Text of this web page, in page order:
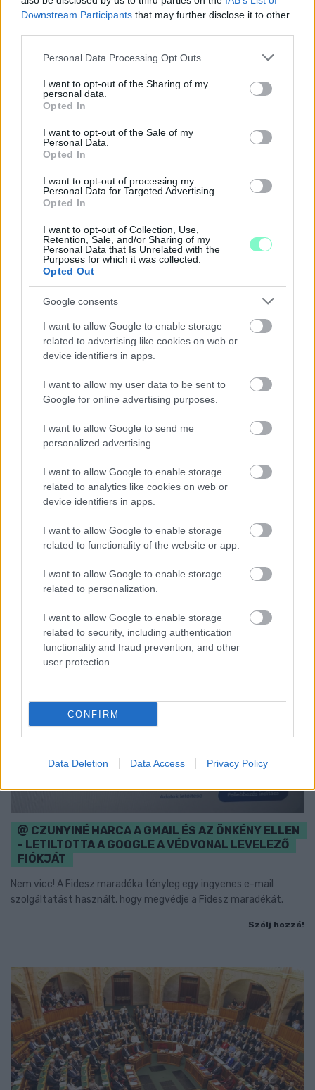
Downstream Participants that may further disclose it to other
Please note that this website/app uses one or more Google
not limited to your visit or usage behaviour. You may click to
grant or deny consent to Google and its third-party tags to
use your data for below specified purposes in below Google
consent section.
Personal Data Processing Opt Outs
I want to opt-out of the Sharing of my
personal data.
Opted In
I want to opt-out of the Sale of my
Personal Data.
Opted In
I want to opt-out of processing my
Personal Data for Targeted Advertising.
Opted In
I want to opt-out of Collection, Use,
Retention, Sale, and/or Sharing of my
Personal Data that Is Unrelated with the
Purposes for which it was collected.
Opted Out
Google consents
I want to allow Google to enable storage
related to advertising like cookies on web or
device identifiers in apps.
I want to allow my user data to be sent to
Google for online advertising purposes.
I want to allow Google to send me
personalized advertising.
I want to allow Google to enable storage
related to analytics like cookies on web or
device identifiers in apps.
I want to allow Google to enable storage
related to functionality of the website or app.
I want to allow Google to enable storage
related to personalization.
I want to allow Google to enable storage
related to security, including authentication
functionality and fraud prevention, and other
user protection.
CONFIRM
Data Deletion Data Access Privacy Policy
NŐVERŐ SZOMBATHELYI FÉRFI ELLEN EMELT
VÁDAT AZ ÜGYÉSZSÉG
Szólj hozzá!
A RÓMAIAKTÓL AZ AGYAGKATONÁKIG –
TÁRLATVEZETÉSEK, WORKSHOP ÉS
KÖZÖNSÉGTALÁLKOZÓ VÁRJA A LÁTOGATÓKAT A
GYŐRI RÓMER MÚZEUMBAN
hét második felére, a hőségriadó idején ráadásul a Várkazamata
– Kőtár is díjmentesen látogatható.
Szólj hozzá!
CZUNYINÉ HARCA A GMAIL ÉS AZ ÖNKÉNY ELLEN
- LETILTOTTA A GOOGLE A VÉDVONAL LEVELEZŐ
FIÓKJÁT
Nem vicc! A Fidesz maradéka tényleg egy ingyenes e-mail
szolgáltatást használt, hogy megvédje a Fidesz maradékát.
Szólj hozzá!